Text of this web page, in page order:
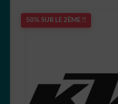
50% SUR LE 2ÈME !!